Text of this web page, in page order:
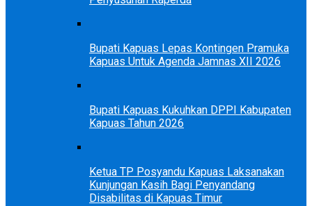
Bupati Kapuas Lepas Kontingen Pramuka
Kapuas Untuk Agenda Jamnas XII 2026
Bupati Kapuas Kukuhkan DPPI Kabupaten
Kapuas Tahun 2026
Ketua TP Posyandu Kapuas Laksanakan
Kunjungan Kasih Bagi Penyandang
Disabilitas di Kapuas Timur